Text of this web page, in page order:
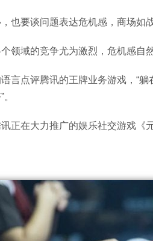
也要谈问题表达危机感，商场如
领域的竞争尤为激烈，危机感自
言点评腾讯的王牌业务游戏，“躺
正在大力推广的娱乐社交游戏《